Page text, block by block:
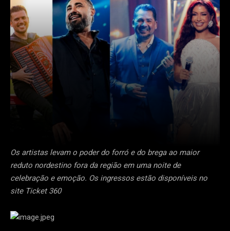
Os artistas levam o poder do forró e do brega ao maior
reduto nordestino fora da região em uma noite de
celebração e emoção. Os ingressos estão disponíveis no
site Ticket 360